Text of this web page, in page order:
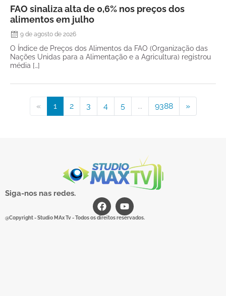
FAO sinaliza alta de 0,6% nos preços dos
alimentos em julho
9 de agosto de 2026
O Índice de Preços dos Alimentos da FAO (Organização das
Nações Unidas para a Alimentação e a Agricultura) registrou
média […]
« 1 2 3 4 5 ... 9388 »
Siga-nos nas redes.
@Copyright - Studio MAx Tv - Todos os direitos reservados.